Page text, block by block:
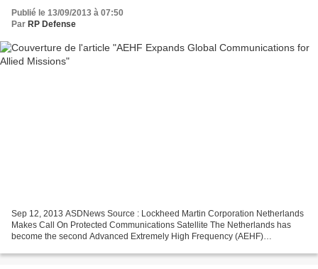
Publié le 13/09/2013 à 07:50
Par RP Defense
Sep 12, 2013 ASDNews Source : Lockheed Martin Corporation Netherlands
Makes Call On Protected Communications Satellite The Netherlands has
become the second Advanced Extremely High Frequency (AEHF)